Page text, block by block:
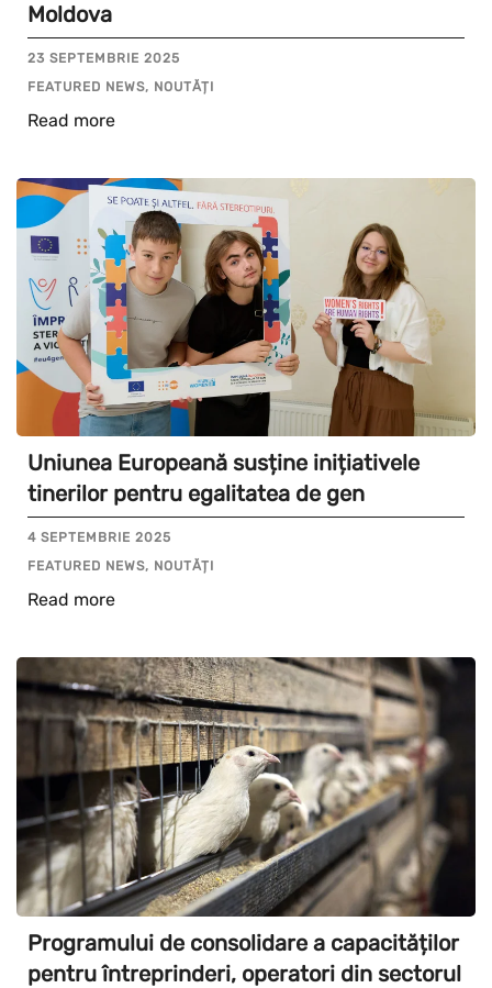
Moldova
23 SEPTEMBRIE 2025
FEATURED NEWS, NOUTĂȚI
Read more
Uniunea Europeană susține inițiativele
tinerilor pentru egalitatea de gen
4 SEPTEMBRIE 2025
FEATURED NEWS, NOUTĂȚI
Read more
Programului de consolidare a capacităților
pentru întreprinderi, operatori din sectorul